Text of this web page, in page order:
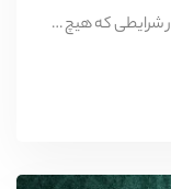
شرایطی که هیچ …